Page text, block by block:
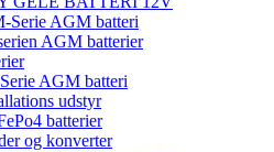
Serie AGM batteri
AGM batterier
AGM batteri
udstyr
batterier
og konverter